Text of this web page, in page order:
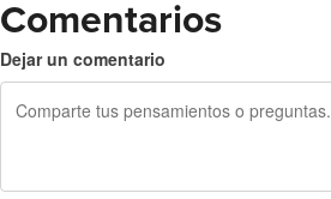
Comentarios
Dejar un comentario